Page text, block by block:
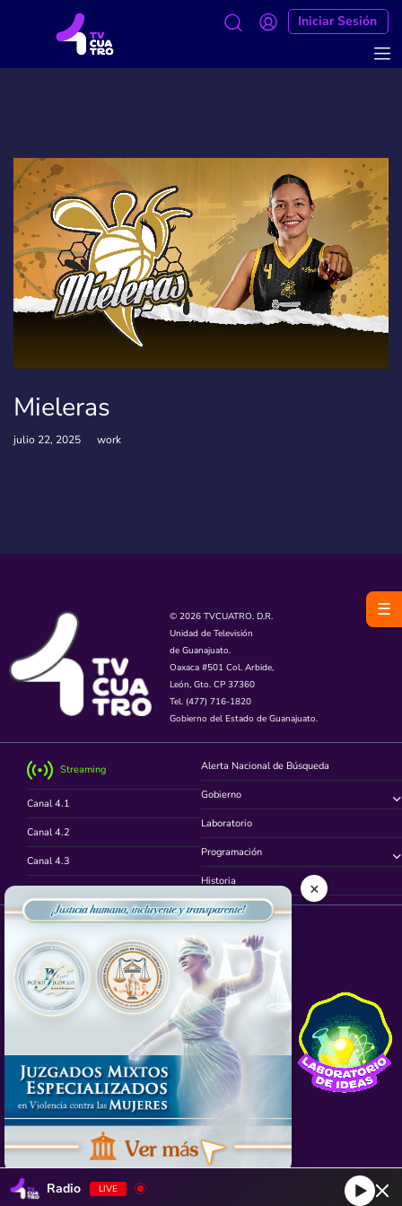
Iniciar Sesión
Mieleras
julio 22, 2025 work
© 2026 TVCUATRO. D.R.
Unidad de Televisión
de Guanajuato.
Oaxaca #501 Col. Arbide,
León, Gto. CP 37360
Tel. (477) 716-1820
Gobierno del Estado de Guanajuato.
Streaming
Canal 4.1
Canal 4.2
Canal 4.3
Canal 4.4
Alerta Nacional de Búsqueda
Gobierno
Laboratorio
Programación
Historia
Síguenos en
App TVCUATRO
Radio LIVE
☰
×